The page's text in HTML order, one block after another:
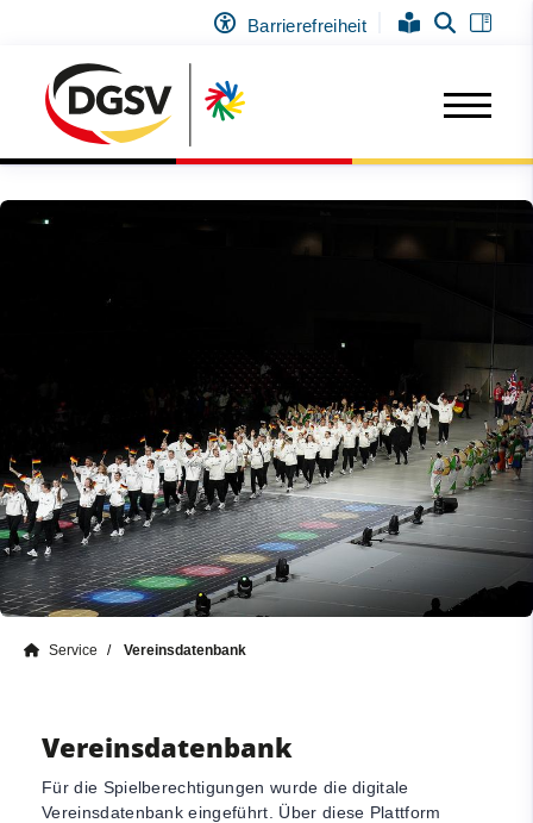
Barrierefreiheit
Service Vereinsdatenbank
Vereinsdatenbank
Für die Spielberechtigungen wurde die digitale
Vereinsdatenbank eingeführt. Über diese Plattform